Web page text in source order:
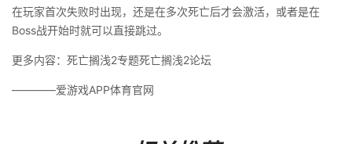
在玩家首次失败时出现，还是在多次死亡后才会激活，或者是在
Boss战开始时就可以直接跳过。
更多内容：死亡搁浅2专题死亡搁浅2论坛
————爱游戏APP体育官网